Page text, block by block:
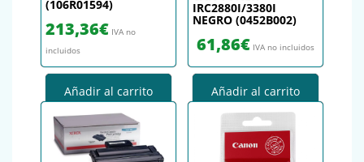
(106R01594)
213,36€ IVA no
incluidos
Añadir al carrito
IRC2880I/3380I
NEGRO (0452B002)
61,86€ IVA no incluidos
Añadir al carrito